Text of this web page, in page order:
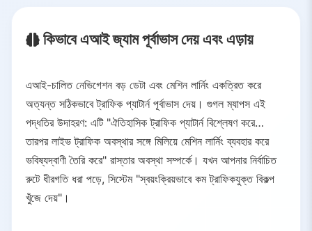
3.2. কম নির্গমন
3.4. নেটওয়ার্ক দক্ষতা
4. ভবিষ্যতের পথ
কিভাবে এআই জ্যাম পূর্বাভাস দেয় এবং এড়ায়
এআই-চালিত নেভিগেশন বড় ডেটা এবং মেশিন লার্নিং একত্রিত করে
অত্যন্ত সঠিকভাবে ট্রাফিক প্যাটার্ন পূর্বাভাস দেয়। গুগল ম্যাপস এই
পদ্ধতির উদাহরণ: এটি "ঐতিহাসিক ট্রাফিক প্যাটার্ন বিশ্লেষণ করে…
তারপর লাইভ ট্রাফিক অবস্থার সঙ্গে মিলিয়ে মেশিন লার্নিং ব্যবহার করে
ভবিষ্যদ্বাণী তৈরি করে" রাস্তার অবস্থা সম্পর্কে। যখন আপনার নির্বাচিত
রুটে ধীরগতি ধরা পড়ে, সিস্টেম "স্বয়ংক্রিয়ভাবে কম ট্রাফিকযুক্ত বিকল্প
খুঁজে দেয়"।